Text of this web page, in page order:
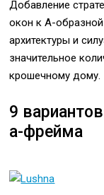
Добавление
окон к А-образной
архитектуры и
значительное
крошечному дому.
9
а-фрейма